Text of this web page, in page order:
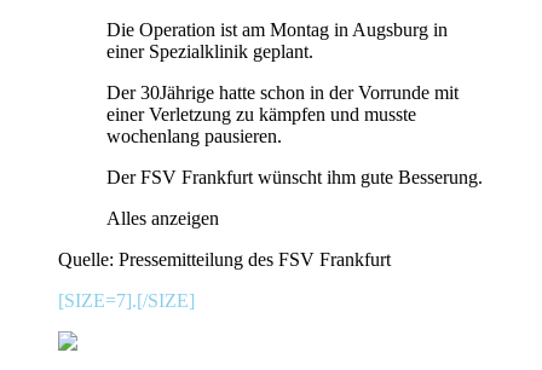
Die Operation ist am Montag in Augsburg in
einer Spezialklinik geplant.
Der 30Jährige hatte schon in der Vorrunde mit
einer Verletzung zu kämpfen und musste
wochenlang pausieren.
Der FSV Frankfurt wünscht ihm gute Besserung.
Alles anzeigen
Quelle: Pressemitteilung des FSV Frankfurt
[SIZE=7].[/SIZE]